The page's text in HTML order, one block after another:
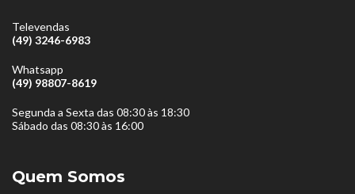
Televendas
(49) 3246-6983
Whatsapp
(49) 98807-8619
Segunda a Sexta das 08:30 às 18:30
Sábado das 08:30 às 16:00
Quem Somos